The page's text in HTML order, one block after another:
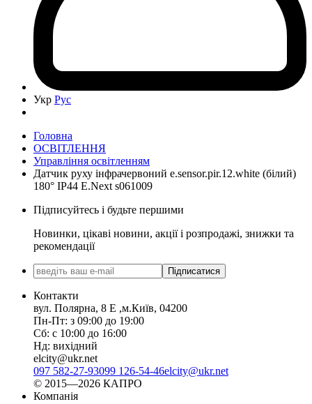
Укр Рус
Головна
ОСВІТЛЕННЯ
Управління освітленням
Датчик руху інфрачервоний e.sensor.pir.12.white (білий)
180° IP44 E.Next s061009
Підписуйтесь і будьте першими
Новинки, цікаві новини, акції і розпродажі, знижки та
рекомендації
Підписатися
Контакти
вул. Полярна, 8 Е ,м.Київ, 04200
Пн-Пт: з 09:00 до 19:00
Сб: с 10:00 до 16:00
Нд: вихідний
elcity@ukr.net
097 582-27-93099 126-54-46elcity@ukr.net
© 2015—2026 КАПРО
Компанія